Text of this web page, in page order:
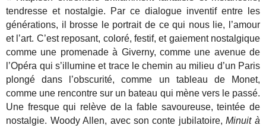
tendresse et nostalgie. Par ce dialogue inventif entre les
générations, il brosse le portrait de ce qui nous lie, l’amour
et l’art. C’est reposant, coloré, festif, et gaiement nostalgique
comme une promenade à Giverny, comme une avenue de
l’Opéra qui s’illumine et trace le chemin au milieu d’un Paris
plongé dans l’obscurité, comme un tableau de Monet,
comme une rencontre sur un bateau qui mène vers le passé.
Une fresque qui relève de la fable savoureuse, teintée de
nostalgie. Woody Allen, avec son conte jubilatoire,Minuit à